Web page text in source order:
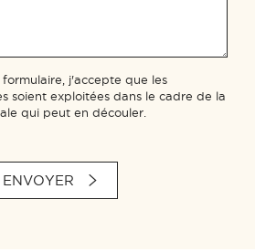
j'accepte que les
soient exploitées dans le cadre de la
qui peut en découler.
ENVOYER